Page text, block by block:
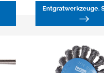
Entgratwerkzeuge,